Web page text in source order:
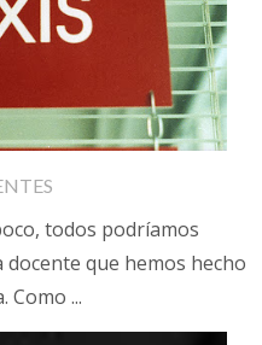
todos podríamos
que hemos hecho
Como ...